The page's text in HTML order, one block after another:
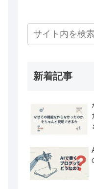
新着記事